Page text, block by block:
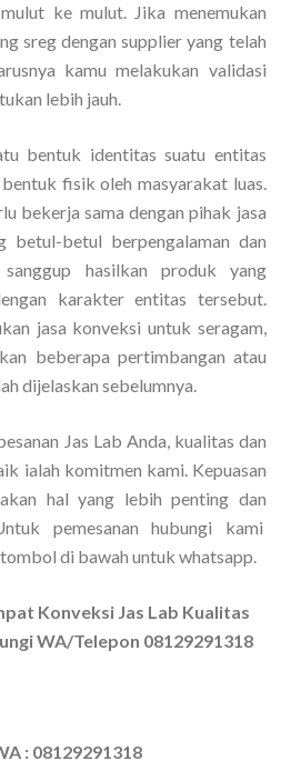
ke mulut. Jika menemukan
sreg dengan supplier yang telah
kamu melakukan validasi
lebih jauh.
bentuk identitas suatu entitas
fisik oleh masyarakat luas.
bekerja sama dengan pihak jasa
betul-betul berpengalaman dan
sanggup hasilkan produk yang
karakter entitas tersebut.
jasa konveksi untuk seragam,
beberapa pertimbangan atau
dijelaskan sebelumnya.
Jas Lab Anda, kualitas dan
ialah komitmen kami. Kepuasan
hal yang lebih penting dan
pemesanan hubungi kami
di bawah untuk whatsapp.
Konveksi Jas Lab Kualitas
WA/Telepon 08129291318
: 08129291318